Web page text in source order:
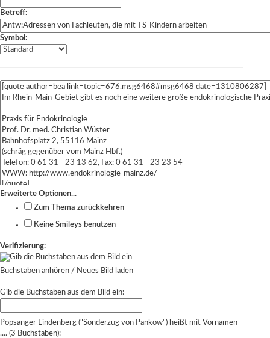
Betreff:
Symbol:
Erweiterte Optionen...
Zum Thema zurückkehren
Keine Smileys benutzen
Verifizierung:
Buchstaben anhören / Neues Bild laden
Gib die Buchstaben aus dem Bild ein:
Popsänger Lindenberg ("Sonderzug von Pankow") heißt mit Vornamen
.... (3 Buchstaben):